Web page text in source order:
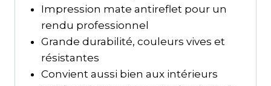
Impression mate antireflet pour un
rendu professionnel
Grande durabilité, couleurs vives et
résistantes
Convient aussi bien aux intérieurs